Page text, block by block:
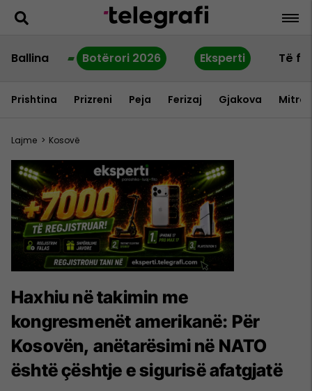
Ballina Botërori 2026 Eksperti Të
Prishtina Prizreni Peja Ferizaj Gjakova
Lajme > Kosovë
Haxhiu në takimin me
kongresmenët amerikanë: Për
Kosovën, anëtarësimi në NATO
është çështje e sigurisë afatgjatë